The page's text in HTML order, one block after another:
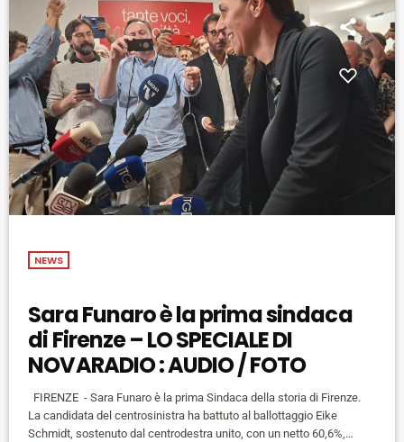
NEWS
Sara Funaro è la prima sindaca
di Firenze – LO SPECIALE DI
NOVARADIO : AUDIO / FOTO
FIRENZE - Sara Funaro è la prima Sindaca della storia di Firenze.
La candidata del centrosinistra ha battuto al ballottaggio Eike
Schmidt, sostenuto dal centrodestra unito, con un netto 60,6%,